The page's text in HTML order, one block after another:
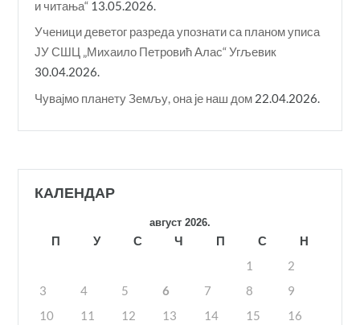
и читања“ 13.05.2026.
Ученици деветог разреда упознати са планом уписа
ЈУ СШЦ „Михаило Петровић Алас“ Угљевик
30.04.2026.
Чувајмо планету Земљу, она је наш дом 22.04.2026.
КАЛЕНДАР
август 2026.
П У С Ч П С
Н
1
2
3
4 5 6 7 8
9
10
11 12 13 14 15
16